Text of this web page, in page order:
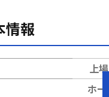
情報
上
ホー